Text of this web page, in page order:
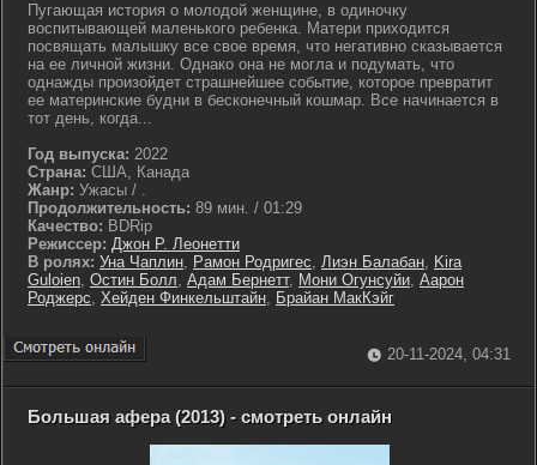
Пугающая история о молодой женщине, в одиночку
воспитывающей маленького ребенка. Матери приходится
посвящать малышку все свое время, что негативно сказывается
на ее личной жизни. Однако она не могла и подумать, что
однажды произойдет страшнейшее событие, которое превратит
ее материнские будни в бесконечный кошмар. Все начинается в
тот день, когда...
Год выпуска: 2022
Страна: США, Канада
Жанр: Ужасы / .
Продолжительность: 89 мин. / 01:29
Качество: BDRip
Режиссер: Джон Р. Леонетти
В ролях: Уна Чаплин, Рамон Родригес, Лиэн Балабан, Kira
Guloien, Остин Болл, Адам Бернетт, Мони Огунсуйи, Аарон
Роджерс, Хейден Финкельштайн, Брайан МакКэйг
20-11-2024, 04:31
Большая афера (2013) - смотреть онлайн